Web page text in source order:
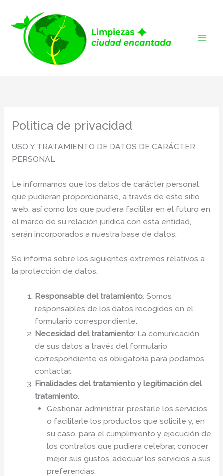
contenido
Política de privacidad
USO Y TRATAMIENTO DE DATOS DE CARÁCTER
PERSONAL
Le informamos que los datos de carácter personal
que pudieran proporcionarse, a través de este sitio
web, así como los que pudiera facilitar en el futuro en
el marco de su relación jurídica con esta entidad,
serán incorporados a nuestra base de datos.
Se informa sobre los siguientes extremos relativos a
la protección de datos:
Responsable del tratamiento: Somos
responsables de los datos recogidos en el
formulario correspondiente.
Necesidad del tratamiento: La comunicación
de sus datos a través del formulario
correspondiente es obligatoria para podamos
contactar.
Finalidades del tratamiento y legitimación del
tratamiento:
Gestionar, administrar, prestarle los servicios
o facilitarle los productos que solicite y, en
su caso, para el cumplimiento y ejecución de
los contratos que pudiera celebrar, conocer
mejor sus gustos, adecuar los servicios a sus
preferencias.